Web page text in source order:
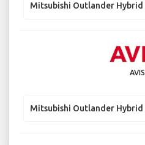
Mitsubishi Outlander Hybrid
AVIS
Mitsubishi Outlander Hybrid